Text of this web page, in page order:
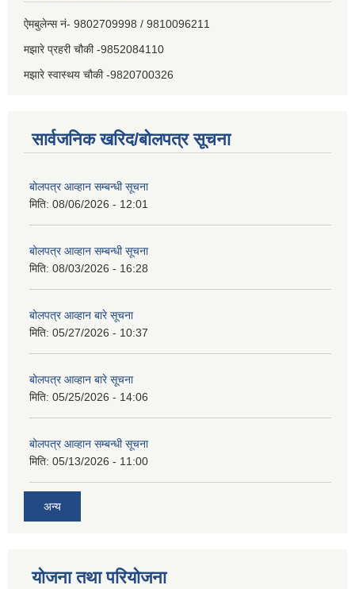
ऐमबुलेन्स नं- 9802709998 / 9810096211
मझारे प्रहरी चौकी -9852084110
मझारे स्वास्थय चौकी -9820700326
सार्वजनिक खरिद/बोलपत्र सूचना
बोलपत्र आव्हान सम्बन्धी सूचना
मिति: 08/06/2026 - 12:01
बोलपत्र आव्हान सम्बन्धी सूचना
मिति: 08/03/2026 - 16:28
बोलपत्र आव्हान बारे सूचना
मिति: 05/27/2026 - 10:37
बोलपत्र आव्हान बारे सूचना
मिति: 05/25/2026 - 14:06
बोलपत्र आव्हान सम्बन्धी सूचना
मिति: 05/13/2026 - 11:00
अन्य
योजना तथा परियोजना